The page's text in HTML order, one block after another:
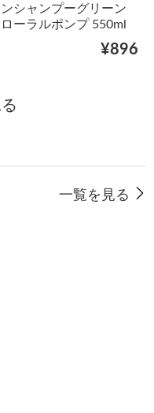
シャンプーグリーン
ーラルポンプ 550ml
¥896
一覧を見る